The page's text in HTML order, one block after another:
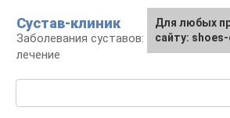
контенту
Сустав-клиник
Заболевания суставов: профилактика
лечение
Для любых
сайту: